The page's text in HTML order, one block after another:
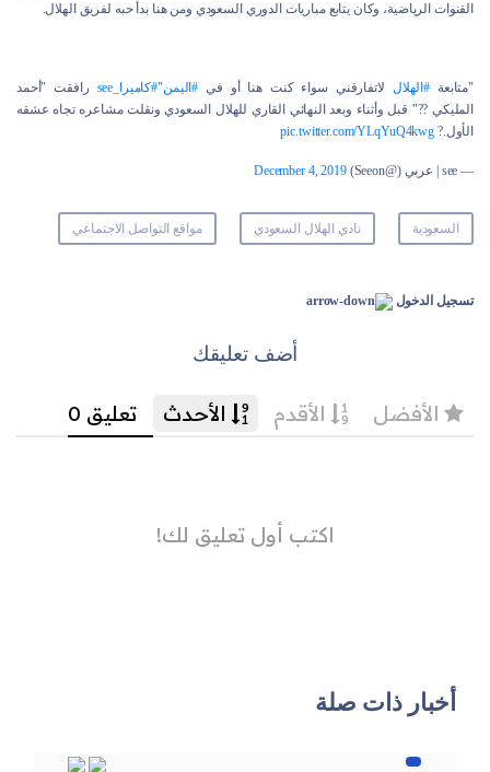
القنوات الرياضية، وكان يتابع مباريات الدوري السعودي ومن هنا بدأ حبه لفريق الهلال.
"متابعة#الهلال لاتفارقني سواء كنت هنا أو في #اليمن"#كاميرا_see
رافقت "أحمد
المليكي ??" قبل وأثناء وبعد النهائي القاري للهلال السعودي ونقلت مشاعره تجاه عشقه
الأول.? pic.twitter.com/YLqYuQ4kwg
— see | عربي (@Seeon) December 4, 2019
السعودية نادي الهلال السعودي مواقع التواصل الاجتماعي
تسجيل الدخول
أضف تعليقك
أخبار ذات صلة